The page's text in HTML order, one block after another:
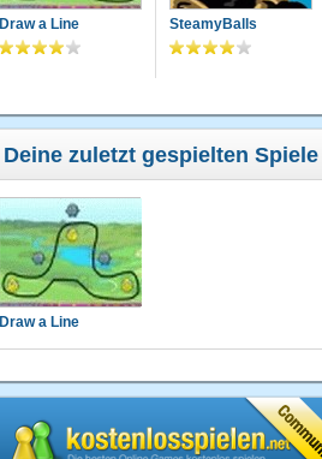
Draw a Line SteamyBalls
Deine zuletzt gespielten Spiele
Draw a Line